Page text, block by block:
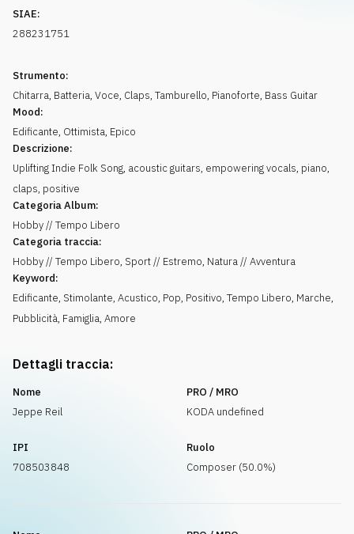
SIAE:
288231751
Strumento:
Chitarra, Batteria, Voce, Claps, Tamburello, Pianoforte, Bass Guitar
Mood:
Edificante, Ottimista, Epico
Descrizione:
Uplifting Indie Folk Song, acoustic guitars, empowering vocals, piano,
claps, positive
Categoria Album:
Hobby // Tempo Libero
Categoria traccia:
Hobby // Tempo Libero, Sport // Estremo, Natura // Avventura
Keyword:
Edificante, Stimolante, Acustico, Pop, Positivo, Tempo Libero, Marche,
Pubblicità, Famiglia, Amore
Dettagli traccia:
Nome
Jeppe Reil
PRO / MRO
KODA undefined
IPI
708503848
Ruolo
Composer (50.0%)